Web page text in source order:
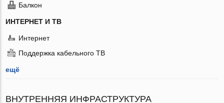
Балкон
ИНТЕРНЕТ И ТВ
Интернет
Поддержка кабельного ТВ
ещё
ВНУТРЕННЯЯ ИНФРАСТРУКТУРА